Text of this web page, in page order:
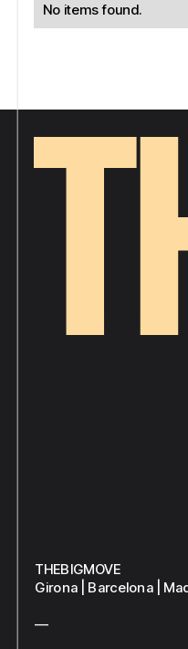
No items found.
THEBIGMOVE
Girona | Barcelona |
—